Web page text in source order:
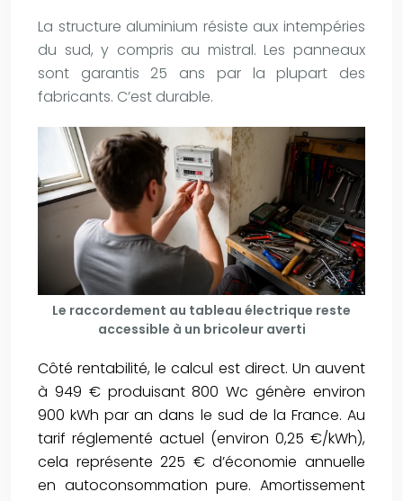
La structure aluminium résiste aux intempéries
du sud, y compris au mistral. Les panneaux
sont garantis 25 ans par la plupart des
fabricants. C’est durable.
Le raccordement au tableau électrique reste
accessible à un bricoleur averti
Côté rentabilité, le calcul est direct. Un auvent
à 949 € produisant 800 Wc génère environ
900 kWh par an dans le sud de la France. Au
tarif réglementé actuel (environ 0,25 €/kWh),
cela représente 225 € d’économie annuelle
en autoconsommation pure. Amortissement